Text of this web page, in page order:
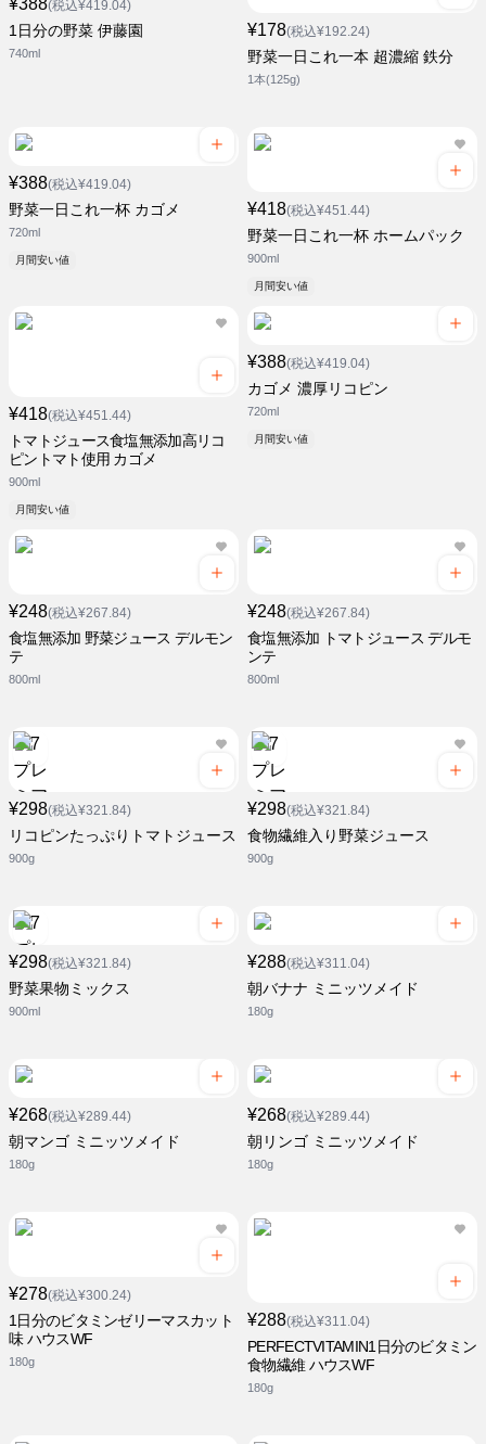
¥388(税込¥419.04)
1日分の野菜 伊藤園
740ml
¥178(税込¥192.24)
野菜一日これ一本 超濃縮 鉄分
1本(125g)
¥388(税込¥419.04)
野菜一日これ一杯 カゴメ
720ml
月間安い値
¥418(税込¥451.44)
野菜一日これ一杯 ホームパック
900ml
月間安い値
¥418(税込¥451.44)
トマトジュース食塩無添加高リコ
ピントマト使用 カゴメ
900ml
月間安い値
¥388(税込¥419.04)
カゴメ 濃厚リコピン
720ml
月間安い値
¥248(税込¥267.84)
食塩無添加 野菜ジュース デルモン
テ
800ml
¥248(税込¥267.84)
食塩無添加 トマトジュース デルモ
ンテ
800ml
¥298(税込¥321.84)
リコピンたっぷりトマトジュース
900g
¥298(税込¥321.84)
食物繊維入り野菜ジュース
900g
¥298(税込¥321.84)
野菜果物ミックス
900ml
¥288(税込¥311.04)
朝バナナ ミニッツメイド
180g
¥268(税込¥289.44)
朝マンゴ ミニッツメイド
180g
¥268(税込¥289.44)
朝リンゴ ミニッツメイド
180g
¥278(税込¥300.24)
1日分のビタミンゼリーマスカット
味 ハウスWF
180g
¥288(税込¥311.04)
PERFECTVITAMIN1日分のビタミン
食物繊維 ハウスWF
180g